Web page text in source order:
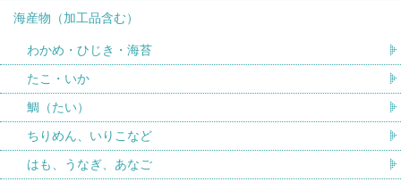
海産物（加工品含む）
わかめ・ひじき・海苔
たこ・いか
鯛（たい）
ちりめん、いりこなど
はも、うなぎ、あなご